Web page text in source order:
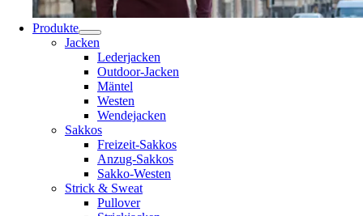
Produkte
Jacken
Lederjacken
Outdoor-Jacken
Mäntel
Westen
Wendejacken
Sakkos
Freizeit-Sakkos
Anzug-Sakkos
Sakko-Westen
Strick & Sweat
Pullover